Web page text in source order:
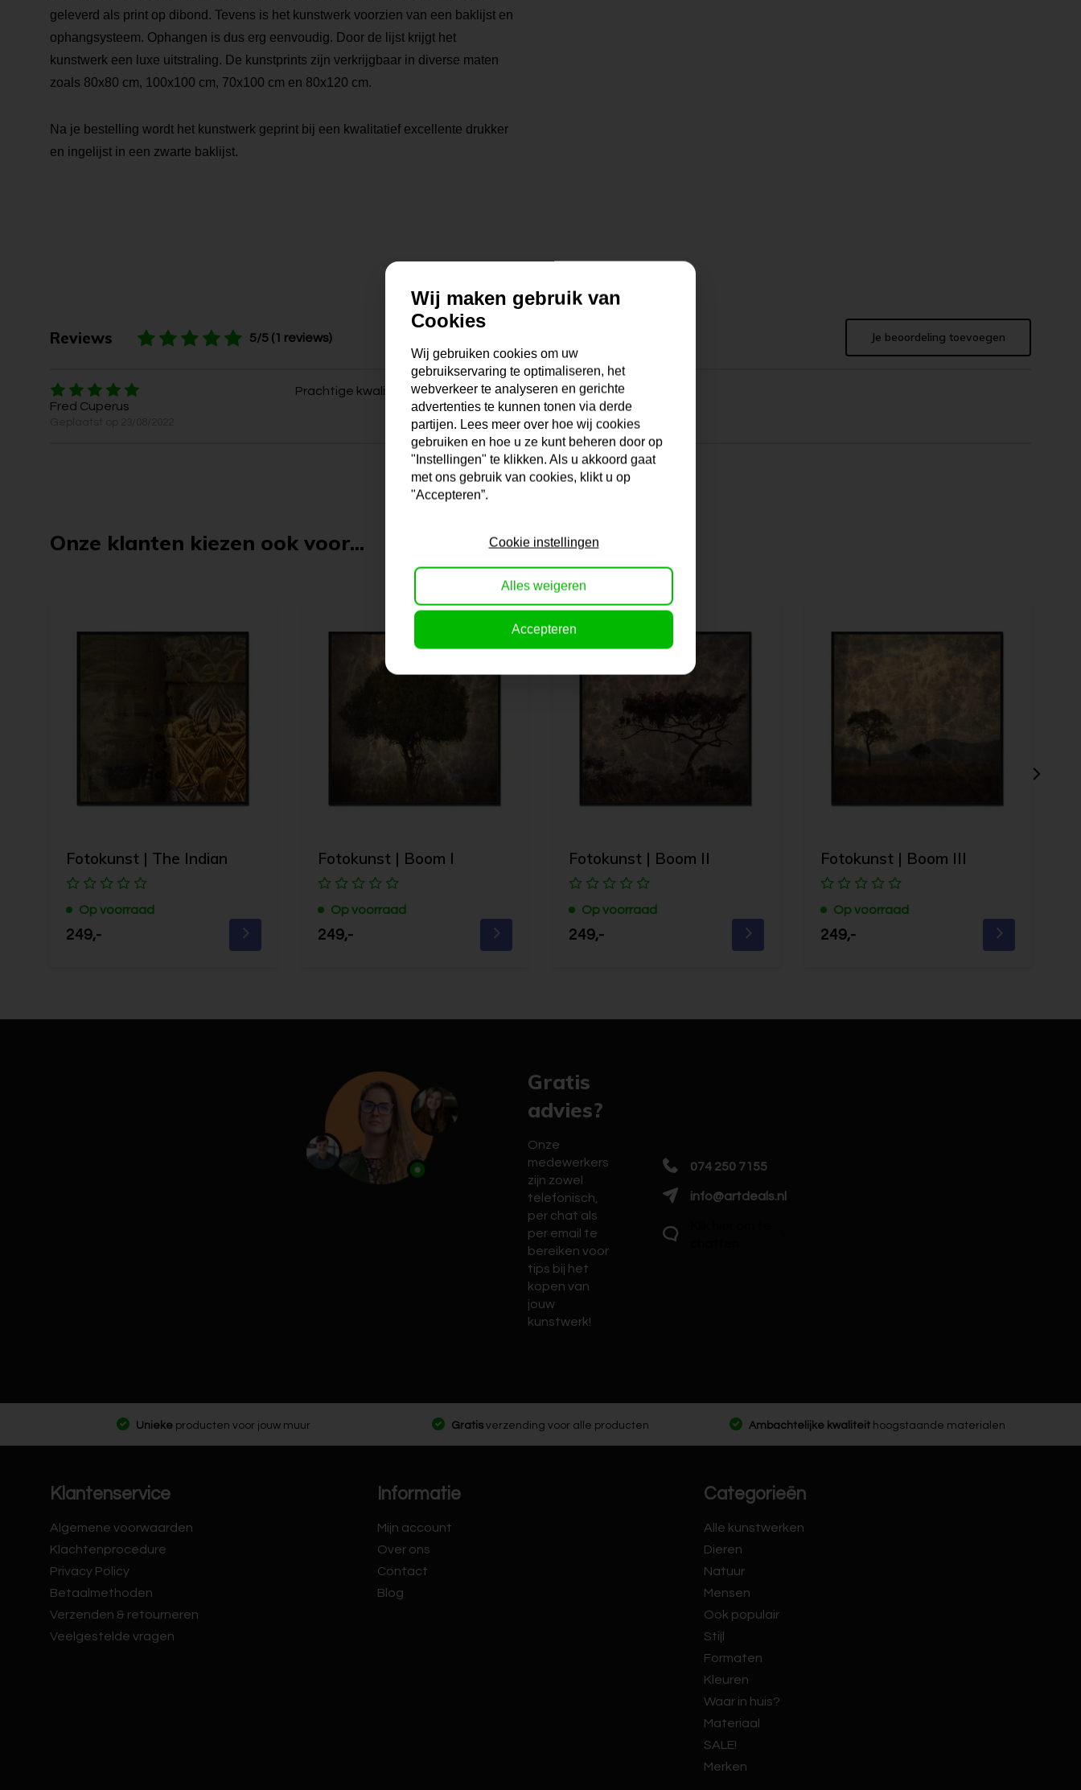
geleverd als print op dibond. Tevens is het kunstwerk voorzien van een baklijst en
ophangsysteem. Ophangen is dus erg eenvoudig. Door de lijst krijgt het
kunstwerk een luxe uitstraling. De kunstprints zijn verkrijgbaar in diverse maten
zoals 80x80 cm, 100x100 cm, 70x100 cm en 80x120 cm.
Na je bestelling wordt het kunstwerk geprint bij een kwalitatief excellente drukker
en ingelijst in een zwarte baklijst.
Reviews 5/5 (1 reviews) Je beoordeling toevoegen
Fred Cuperus
Prachtige kwaliteit. Levertijd prima.
Onze klanten kiezen ook voor...
Fotokunst | The Indian
Op voorraad
249,-
Fotokunst | Boom I
Op voorraad
249,-
Fotokunst | Boom II
Op voorraad
249,-
Fotokunst | Boom III
Op voorraad
249,-
Gratis
advies?
Onze
medewerkers
zijn zowel
telefonisch,
per chat als
per email te
bereiken voor
tips bij het
kopen van
jouw
kunstwerk!
074 250 7155
info@artdeals.nl
Unieke producten voor jouw muur Gratis verzending voor alle producten Ambachtelijke kwaliteit hoogstaande materialen
Klantenservice
Algemene voorwaarden
Klachtenprocedure
Privacy Policy
Betaalmethoden
Verzenden & retourneren
Veelgestelde vragen
Informatie
Mijn account
Over ons
Contact
Blog
Categorieën
Alle kunstwerken
Dieren
Natuur
Mensen
Ook populair
Stijl
Formaten
Kleuren
Waar in huis?
Materiaal
SALE!
Merken
Wij maken gebruik van
Cookies
Wij gebruiken cookies om uw
gebruikservaring te optimaliseren, het
webverkeer te analyseren en gerichte
advertenties te kunnen tonen via derde
partijen. Lees meer over hoe wij cookies
gebruiken en hoe u ze kunt beheren door op
"Instellingen" te klikken. Als u akkoord gaat
met ons gebruik van cookies, klikt u op
"Accepteren”.
Cookie instellingen
Alles weigeren
Accepteren